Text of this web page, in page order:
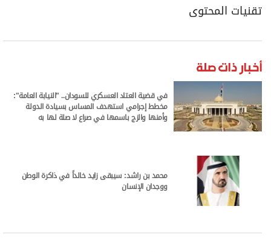
تقنيات المحتوى
أخبار ذات صلة
في قضية العتاد العسكري للسودان.. "النيابة العامة":
مخطط إجرامي استهدف المساس بسيادة الدولة
وأمنها والزج باسمها في صراع لا صلة لها به
محمد بن راشد: سيبقى زايد خالداً في ذاكرة الوطن
ووجدان الإنسان